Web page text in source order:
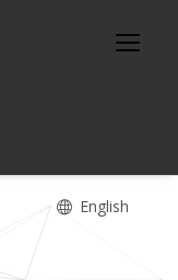
English